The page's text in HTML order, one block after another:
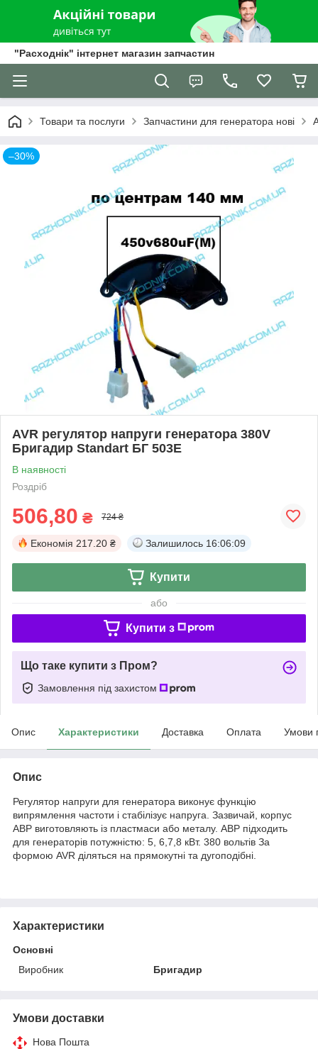
"Расходнік" інтернет магазин запчастин
Товари та послуги Запчастини для генератора нові
–30%
AVR регулятор напруги генератора 380V
Бригадир Standart БГ 503E
В наявності
Роздріб
506,80 ₴ 724 ₴
Економія 217.20 ₴ Залишилось 16:06:09
Купити
або
Купити з
Що таке купити з Пром?
Замовлення під захистом
Опис Характеристики Доставка Оплата Умови
Опис
Регулятор напруги для генератора виконує функцію
випрямлення частоти і стабілізує напруга. Зазвичай, корпус
АВР виготовляють із пластмаси або металу. АВР підходить
для генераторів потужністю: 5, 6,7,8 кВт. 380 вольтів За
формою AVR діляться на прямокутні та дугоподібні.
Характеристики
Основні
Виробник
Бригадир
Умови доставки
Нова Пошта